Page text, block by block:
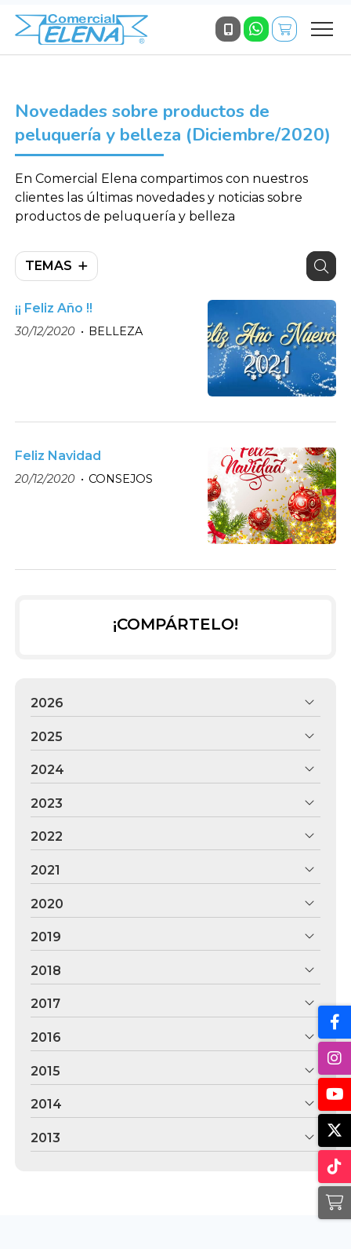
Novedades sobre productos de
peluquería y belleza (Diciembre/2020)
En Comercial Elena compartimos con nuestros
clientes las últimas novedades y noticias sobre
productos de peluquería y belleza
TEMAS
¡¡ Feliz Año !!
30/12/2020 BELLEZA
Feliz Navidad
20/12/2020 CONSEJOS
¡COMPÁRTELO!
2026
2025
2024
2023
2022
2021
2020
2019
2018
2017
2016
2015
2014
2013